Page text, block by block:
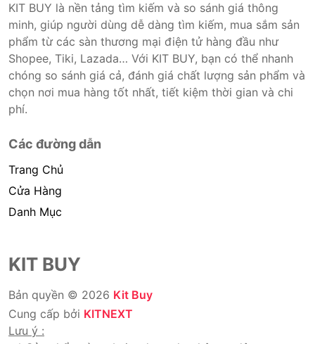
KIT BUY là nền tảng tìm kiếm và so sánh giá thông
minh, giúp người dùng dễ dàng tìm kiếm, mua sắm sản
phẩm từ các sàn thương mại điện tử hàng đầu như
Shopee, Tiki, Lazada… Với KIT BUY, bạn có thể nhanh
chóng so sánh giá cả, đánh giá chất lượng sản phẩm và
chọn nơi mua hàng tốt nhất, tiết kiệm thời gian và chi
phí.
Các đường dẫn
Trang Chủ
Cửa Hàng
Danh Mục
KIT BUY
Bản quyền © 2026 Kit Buy
Cung cấp bởi KITNEXT
Lưu ý :